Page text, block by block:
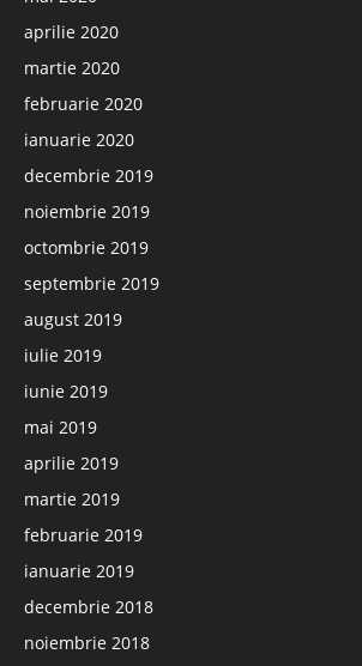
aprilie 2020
martie 2020
februarie 2020
ianuarie 2020
decembrie 2019
noiembrie 2019
octombrie 2019
septembrie 2019
august 2019
iulie 2019
iunie 2019
mai 2019
aprilie 2019
martie 2019
februarie 2019
ianuarie 2019
decembrie 2018
noiembrie 2018